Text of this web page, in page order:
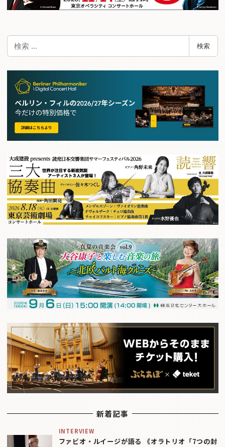
検索
新着記事
INTERVIEW
ファビオ・ルイージが語る 《オラトリオ「7つの封